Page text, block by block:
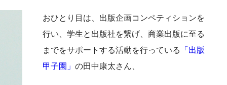
おひとり目は、出版企画コンペティションを
行い、学生と出版社を繋げ、商業出版に至る
までをサポートする活動を行っている
「出版
甲子園」 の田中康太さん、